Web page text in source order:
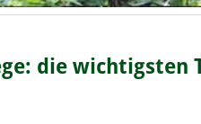
die wichtigsten